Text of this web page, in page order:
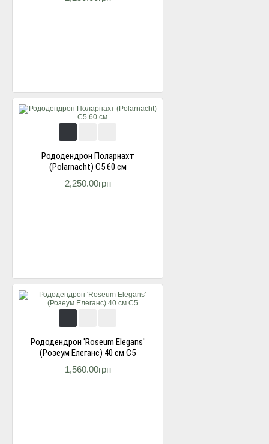
Рододендрон Поларнахт
(Polarnacht) С5 60 см
2,250.00грн
Рододендрон 'Roseum Elegans'
(Розеум Елеганс) 40 см С5
1,560.00грн